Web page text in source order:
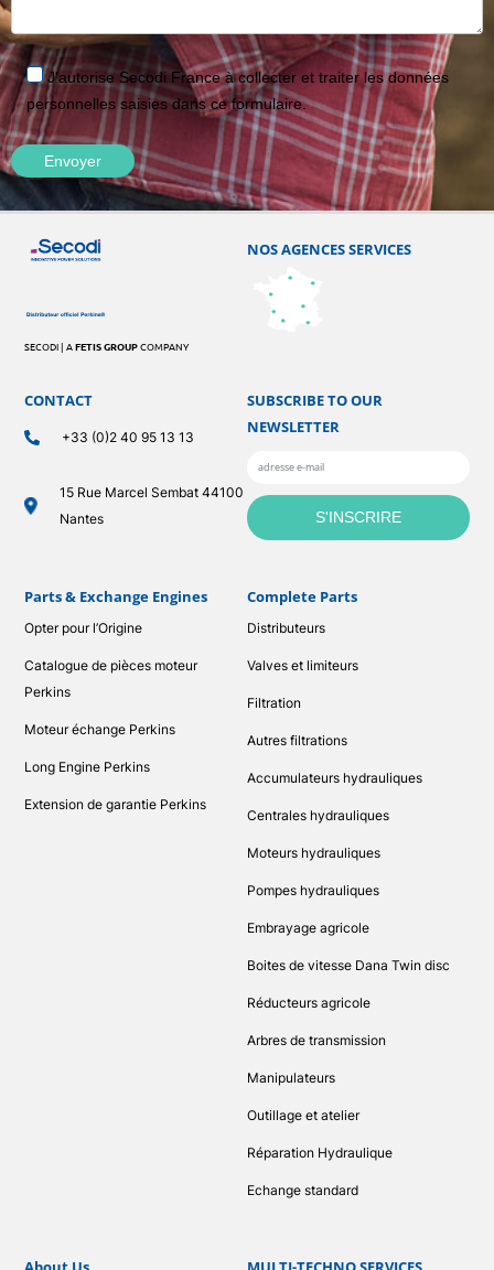
J'autorise Secodi France à collecter et traiter les données
personnelles saisies dans ce formulaire.
SECODI | AFETIS GROUPCOMPANY
Parts & Exchange Engines
Opter pour l’Origine
Catalogue de pièces moteur
Perkins
Moteur échange Perkins
Long Engine Perkins
Extension de garantie Perkins
CONTACT
+33 (0)2 40 95 13 13
15 Rue Marcel Sembat 44100
Nantes
Complete Parts
Distributeurs
Valves et limiteurs
Filtration
Autres filtrations
Accumulateurs hydrauliques
Centrales hydrauliques
Moteurs hydrauliques
Pompes hydrauliques
Embrayage agricole
Boites de vitesse Dana Twin disc
Réducteurs agricole
Arbres de transmission
Manipulateurs
Outillage et atelier
Réparation Hydraulique
Echange standard
NOS AGENCES SERVICES
SUBSCRIBE TO OUR
NEWSLETTER